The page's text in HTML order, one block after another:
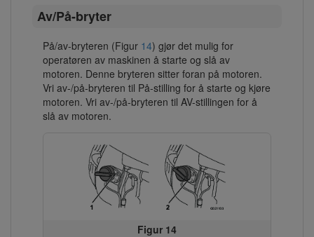
Av/På-bryter
På/av-bryteren (Figur 14) gjør det mulig for
operatøren av maskinen å starte og slå av
motoren. Denne bryteren sitter foran på motoren.
Vri av-/på-bryteren til På-stilling for å starte og kjøre
motoren. Vri av-/på-bryteren til AV-stillingen for å
slå av motoren.
Figur 14